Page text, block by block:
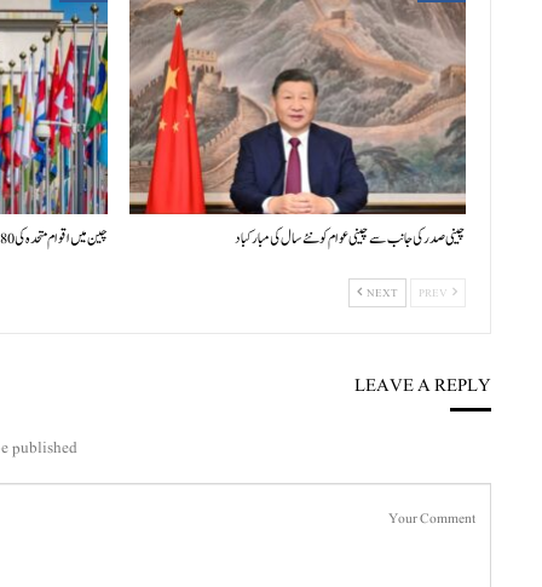
چینی صدر کی جانب سے چینی عوام کو نئے سال کی مبارکباد چین میں اقوام متحدہ کی 80ویں سالگرہ پر بین الاقوامی علمی سیمینار کا افتتاح
NEXT
LEAVE A REPLY
published.